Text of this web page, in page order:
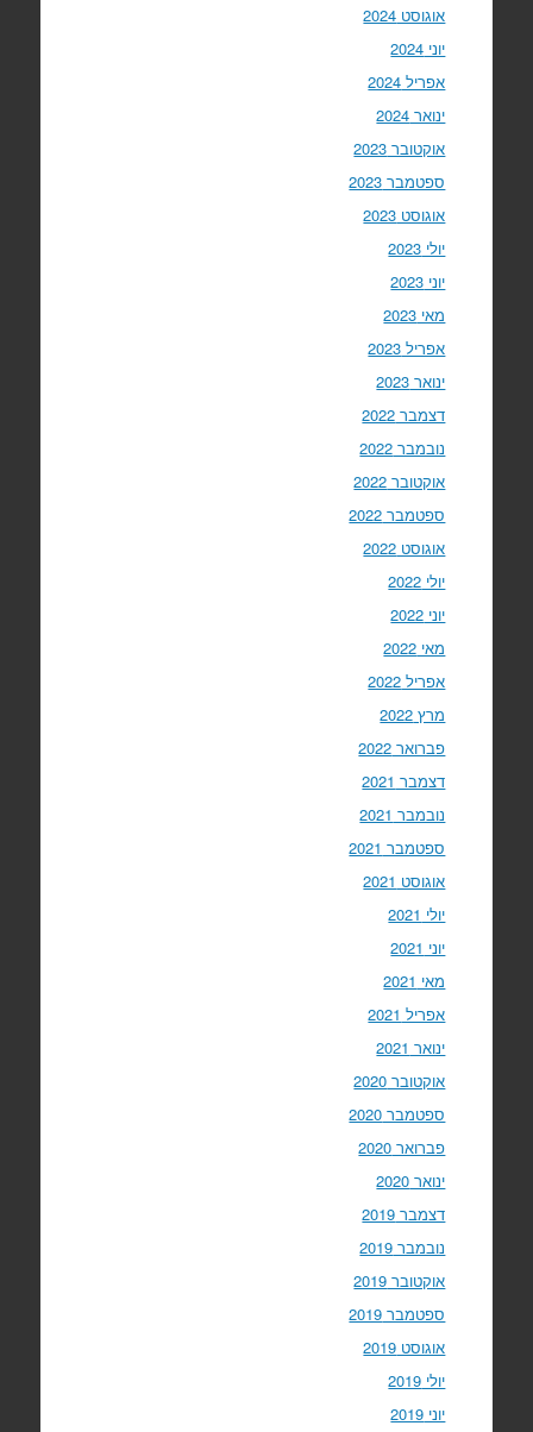
אוגוסט 2024
יוני 2024
אפריל 2024
ינואר 2024
אוקטובר 2023
ספטמבר 2023
אוגוסט 2023
יולי 2023
יוני 2023
מאי 2023
אפריל 2023
ינואר 2023
דצמבר 2022
נובמבר 2022
אוקטובר 2022
ספטמבר 2022
אוגוסט 2022
יולי 2022
יוני 2022
מאי 2022
אפריל 2022
מרץ 2022
פברואר 2022
דצמבר 2021
נובמבר 2021
ספטמבר 2021
אוגוסט 2021
יולי 2021
יוני 2021
מאי 2021
אפריל 2021
ינואר 2021
אוקטובר 2020
ספטמבר 2020
פברואר 2020
ינואר 2020
דצמבר 2019
נובמבר 2019
אוקטובר 2019
ספטמבר 2019
אוגוסט 2019
יולי 2019
יוני 2019